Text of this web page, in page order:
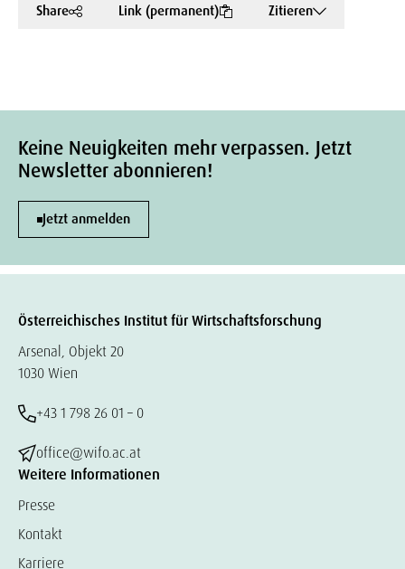
Share Link (permanent) Zitieren
Keine Neuigkeiten mehr verpassen. Jetzt
Newsletter abonnieren!
Jetzt anmelden
Österreichisches Institut für Wirtschaftsforschung
Arsenal, Objekt 20
1030 Wien
+43 1 798 26 01 – 0
office@wifo.ac.at
Weitere Informationen
Presse
Kontakt
Karriere